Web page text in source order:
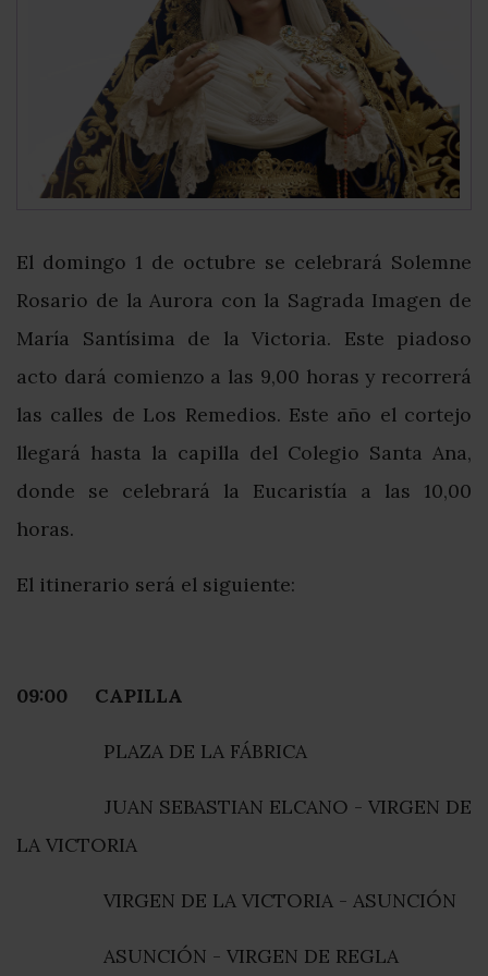
El domingo 1 de octubre se celebrará Solemne
Rosario de la Aurora con la Sagrada Imagen de
María Santísima de la Victoria. Este piadoso
acto dará comienzo a las 9,00 horas y recorrerá
las calles de Los Remedios. Este año el cortejo
llegará hasta la capilla del Colegio Santa Ana,
donde se celebrará la Eucaristía a las 10,00
horas.
El itinerario será el siguiente:
09:00 CAPILLA
PLAZA DE LA FÁBRICA
JUAN SEBASTIAN ELCANO - VIRGEN DE
LA VICTORIA
VIRGEN DE LA VICTORIA - ASUNCIÓN
ASUNCIÓN - VIRGEN DE REGLA